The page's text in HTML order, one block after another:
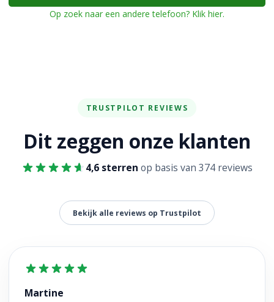
Op zoek naar een andere telefoon? Klik hier.
TRUSTPILOT REVIEWS
Dit zeggen onze klanten
4,6 sterren op basis van 374 reviews
Bekijk alle reviews op Trustpilot
Martine